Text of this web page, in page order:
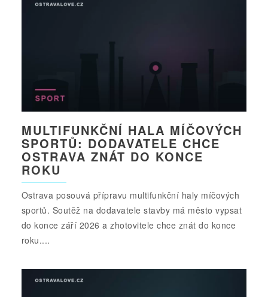
MULTIFUNKČNÍ HALA MÍČOVÝCH
SPORTŮ: DODAVATELE CHCE
OSTRAVA ZNÁT DO KONCE
ROKU
Ostrava posouvá přípravu multifunkční haly míčových
sportů. Soutěž na dodavatele stavby má město vypsat
do konce září 2026 a zhotovitele chce znát do konce
roku....